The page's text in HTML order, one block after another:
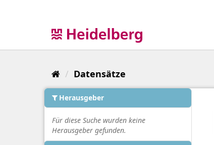
Datensätze
Herausgeber
Für diese Suche wurden keine
Herausgeber gefunden.